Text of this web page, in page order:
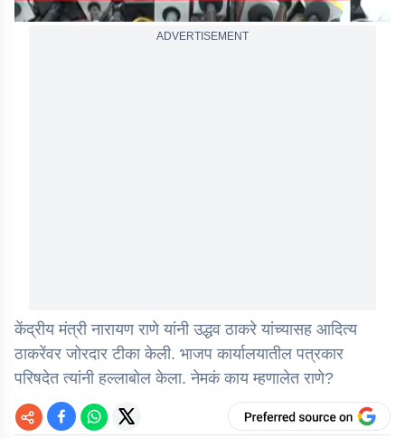
ADVERTISEMENT
केंद्रीय मंत्री नारायण राणे यांनी उद्धव ठाकरे यांच्यासह आदित्य
ठाकरेंवर जोरदार टीका केली. भाजप कार्यालयातील पत्रकार
परिषदेत त्यांनी हल्लाबोल केला. नेमकं काय म्हणालेत राणे?